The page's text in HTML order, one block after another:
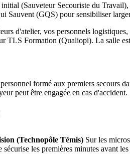
(Sauveteur Secouriste du
(GQS) pour sensibiliser
d'atelier, vos personnels
TLS Formation (Qualiopi). La salle
formé aux premiers secours
peut être engagée en cas d'accident.
(Technopôle Témis) Sur les
les premières minutes avant